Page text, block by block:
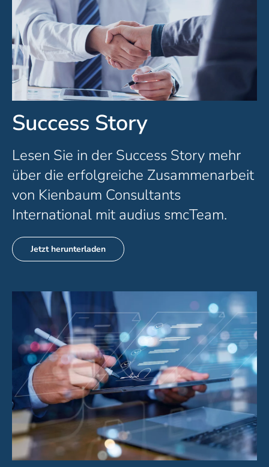
Success Story
Lesen Sie in der Success Story mehr
über die erfolgreiche Zusammenarbeit
von Kienbaum Consultants
International mit audius smcTeam.
Jetzt herunterladen